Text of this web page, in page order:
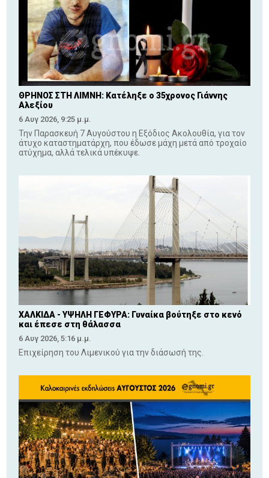
ΘΡΗΝΟΣ ΣΤΗ ΛΙΜΝΗ: Κατέληξε ο 35χρονος Γιάννης
Αλεξίου
6 Αυγ 2026, 9:25 μ.μ.
Την Παρασκευή 7 Αυγούστου η Εξόδιος Ακολουθία, για τον
άτυχο καταστηματάρχη, που έδωσε μάχη μετά από τροχαίο
ατύχημα, αλλά τελικά υπέκυψε.
ΧΑΛΚΙΔΑ - ΥΨΗΛΗ ΓΕΦΥΡΑ: Γυναίκα βούτηξε στο κενό
και έπεσε στη θάλασσα
6 Αυγ 2026, 5:16 μ.μ.
Επιχείρηση του Λιμενικού για την διάσωσή της.